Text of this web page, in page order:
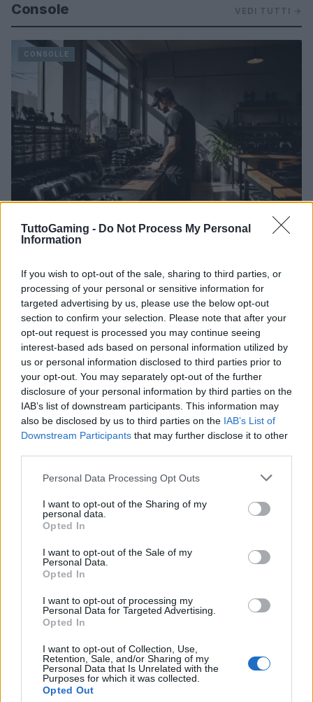
TuttoGaming - Do Not Process My Personal
Information
If you wish to opt-out of the sale, sharing to third parties, or
processing of your personal or sensitive information for
targeted advertising by us, please use the below opt-out
section to confirm your selection. Please note that after your
opt-out request is processed you may continue seeing
interest-based ads based on personal information utilized by
us or personal information disclosed to third parties prior to
your opt-out. You may separately opt-out of the further
disclosure of your personal information by third parties on the
IAB’s list of downstream participants. This information may
also be disclosed by us to third parties on the IAB’s List of
Downstream Participants that may further disclose it to other
Please note that this website/app uses one or more Google
not limited to your visit or usage behaviour. You may click to
grant or deny consent to Google and its third-party tags to
use your data for below specified purposes in below Google
consent section.
Personal Data Processing Opt Outs
I want to opt-out of the Sharing of my
personal data.
Opted In
I want to opt-out of the Sale of my
Personal Data.
Opted In
I want to opt-out of processing my
Personal Data for Targeted Advertising.
Opted In
I want to opt-out of Collection, Use,
Retention, Sale, and/or Sharing of my
Personal Data that Is Unrelated with the
Purposes for which it was collected.
Opted Out
Console VEDI TUTTI →
CONSOLLE
grip, stick, trigger e moduli
Come scegliere un controller pro per console puntando su
grip, stick, trigger e moduli intercambiabili, con esempi pratici
per FPS, racing e…
Ilaria Mauri · 6 Ago 2026
CONSOLLE
La nuova sedia gaming ufficiale del Torino
Football Club: comfort e stile granata
NACON ha collaborato con il Torino Football Club per creare
una sedia gaming ufficiale che combina funzionalità e stile
granata. Un prodotto…
Andrea Conforti · 5 Ago 2026
CONSOLLE